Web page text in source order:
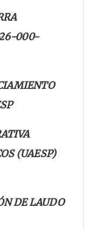
26-000-
(UAESP)
DE LAUDO